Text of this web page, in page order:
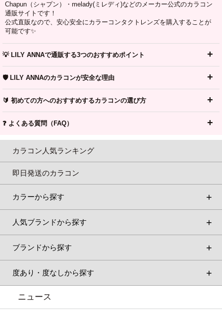
Chapun（シャプン）・melady(ミレディ)などのメーカー公式のカラコン
通販サイトです！
公式直販なので、安心安全にカラーコンタクトレンズを購入することが
可能です✨
💡 LILY ANNAで通販する3つのおすすめポイント
🛡️ LILY ANNAのカラコンが安全な理由
🔰 初めての方へのおすすめするカラコンの選び方
❓ よくある質問（FAQ）
カラコン人気ランキング
即日発送のカラコン
カラーから探す
人気ブランドから探す
ブランドから探す
度あり・度なしから探す
ニュース